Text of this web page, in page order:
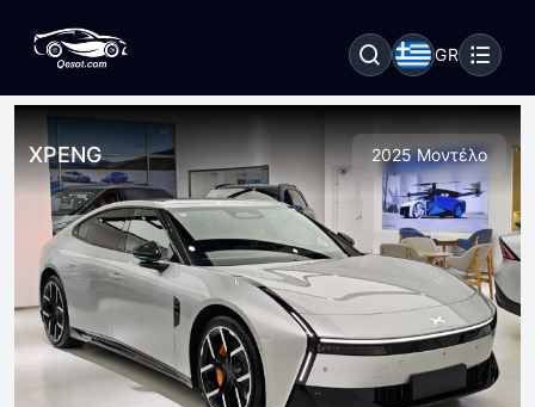
GR
XPENG 2025 Μοντέλο